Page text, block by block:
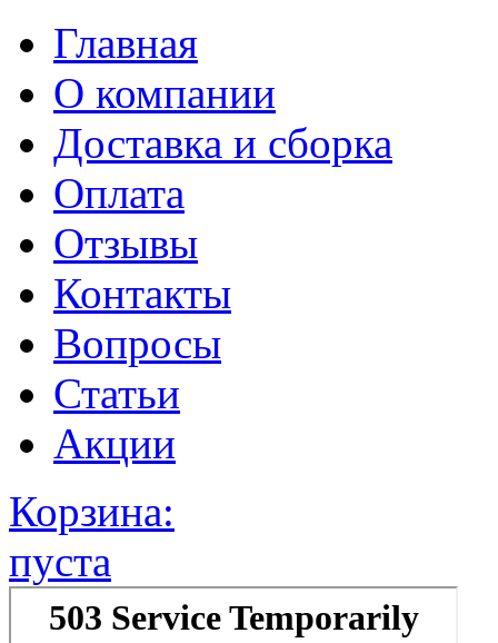
Главная
О компании
Доставка и сборка
Оплата
Отзывы
Контакты
Вопросы
Статьи
Акции
Корзина:
пуста